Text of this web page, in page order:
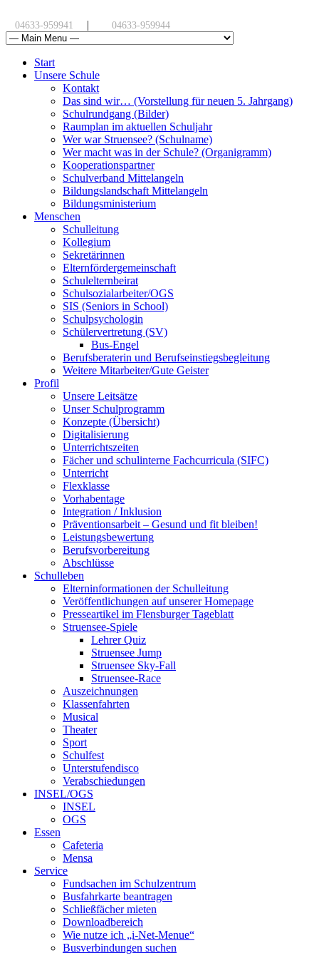
04633-959941 | 04633-959944
Start
Unsere Schule
Kontakt
Das sind wir… (Vorstellung für neuen 5. Jahrgang)
Schulrundgang (Bilder)
Raumplan im aktuellen Schuljahr
Wer war Struensee? (Schulname)
Wer macht was in der Schule? (Organigramm)
Kooperationspartner
Schulverband Mittelangeln
Bildungslandschaft Mittelangeln
Bildungsministerium
Menschen
Schulleitung
Kollegium
Sekretärinnen
Elternfördergemeinschaft
Schulelternbeirat
Schulsozialarbeiter/OGS
SIS (Seniors in School)
Schulpsychologin
Schülervertretung (SV)
Bus-Engel
Berufsberaterin und Berufseinstiegsbegleitung
Weitere Mitarbeiter/Gute Geister
Profil
Unsere Leitsätze
Unser Schulprogramm
Konzepte (Übersicht)
Digitalisierung
Unterrichtszeiten
Fächer und schulinterne Fachcurricula (SIFC)
Unterricht
Flexklasse
Vorhabentage
Integration / Inklusion
Präventionsarbeit – Gesund und fit bleiben!
Leistungsbewertung
Berufsvorbereitung
Abschlüsse
Schulleben
Elterninformationen der Schulleitung
Veröffentlichungen auf unserer Homepage
Presseartikel im Flensburger Tageblatt
Struensee-Spiele
Lehrer Quiz
Struensee Jump
Struensee Sky-Fall
Struensee-Race
Auszeichnungen
Klassenfahrten
Musical
Theater
Sport
Schulfest
Unterstufendisco
Verabschiedungen
INSEL/OGS
INSEL
OGS
Essen
Cafeteria
Mensa
Service
Fundsachen im Schulzentrum
Busfahrkarte beantragen
Schließfächer mieten
Downloadbereich
Wie nutze ich „i-Net-Menue“
Busverbindungen suchen